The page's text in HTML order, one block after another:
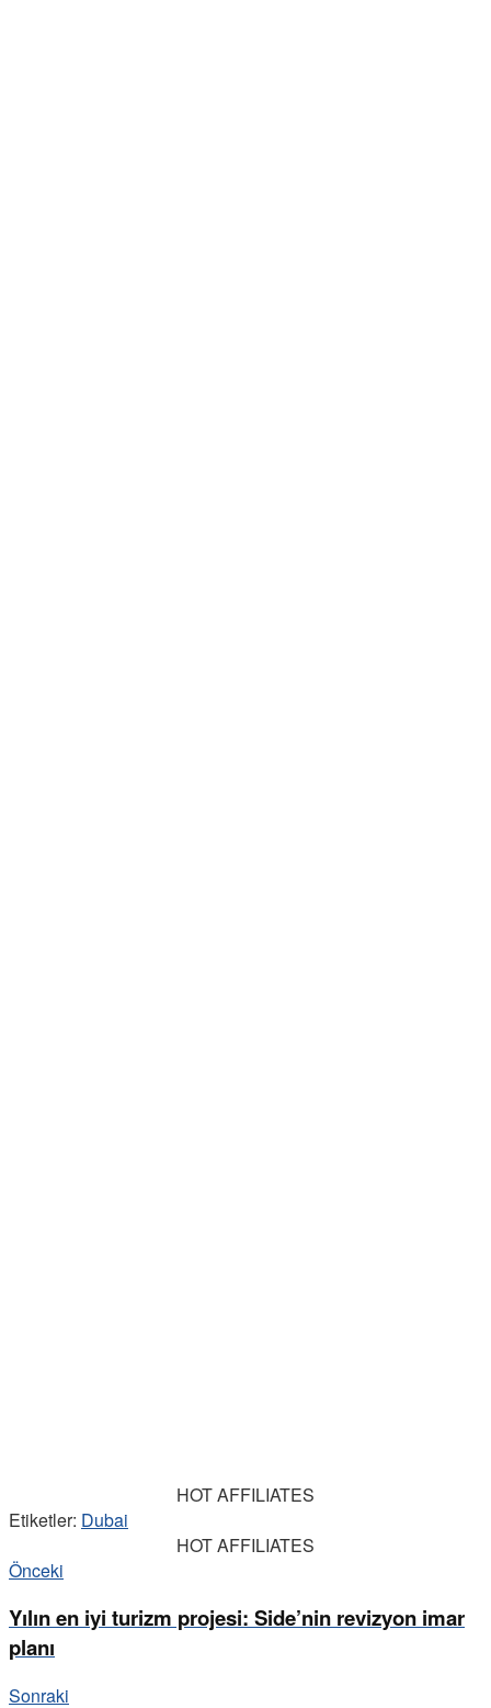
HOT AFFILIATES
Etiketler: Dubai
HOT AFFILIATES
Önceki
Yılın en iyi turizm projesi: Side’nin revizyon imar
planı
Sonraki